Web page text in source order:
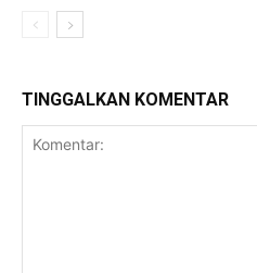
TINGGALKAN KOMENTAR